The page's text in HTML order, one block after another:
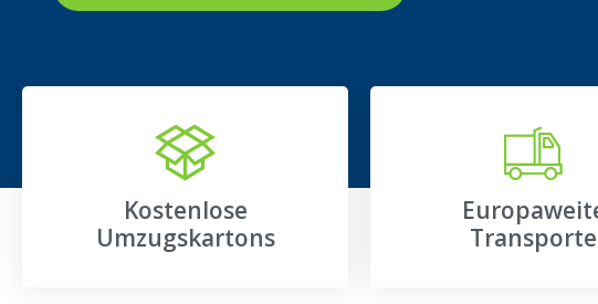
Kostenlose
Umzugskartons
Transporte